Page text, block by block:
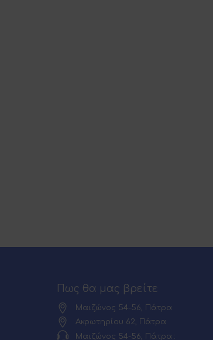
Πως θα μας βρείτε
Μαιζώνος 54-56, Πάτρα
Ακρωτηρίου 62, Πάτρα
Μαιζώνος 54-56, Πάτρα :